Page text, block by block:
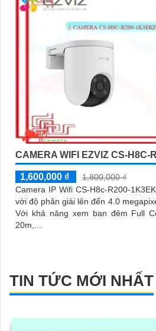
CAMERA WIFI EZVIZ CS-H8C-
1,600,000 ₫
1,800,000 ₫
Camera IP Wifi CS-H8c-R200-
với độ phân giải lên đến 4.0
Với khả năng xem ban đêm Full
20m,...
TIN TỨC MỚI NHẤT